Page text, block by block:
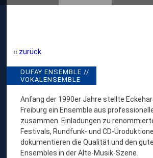
zurück
D
U
F
A
Y
E
DUFAY ENSEMBLE //
VOKALENSEMBLE
Anfang der 1990er Jahre stellte
Freiburg ein Ensemble aus
zusammen. Einladungen zu
Festivals, Rundfunk- und CD-
dokumentieren die Qualität und den
Ensembles in der Alte-Musik-Szene.